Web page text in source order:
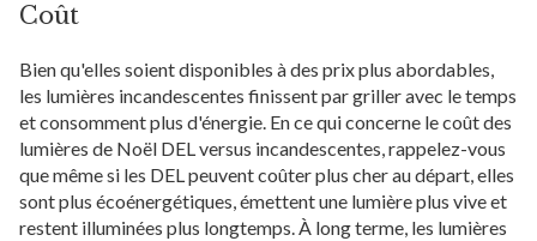
Coût
Bien qu'elles soient disponibles à des prix plus abordables,
les lumières incandescentes finissent par griller avec le temps
et consomment plus d'énergie. En ce qui concerne le coût des
lumières de Noël DEL versus incandescentes, rappelez-vous
que même si les DEL peuvent coûter plus cher au départ, elles
sont plus écoénergétiques, émettent une lumière plus vive et
restent illuminées plus longtemps. À long terme, les lumières